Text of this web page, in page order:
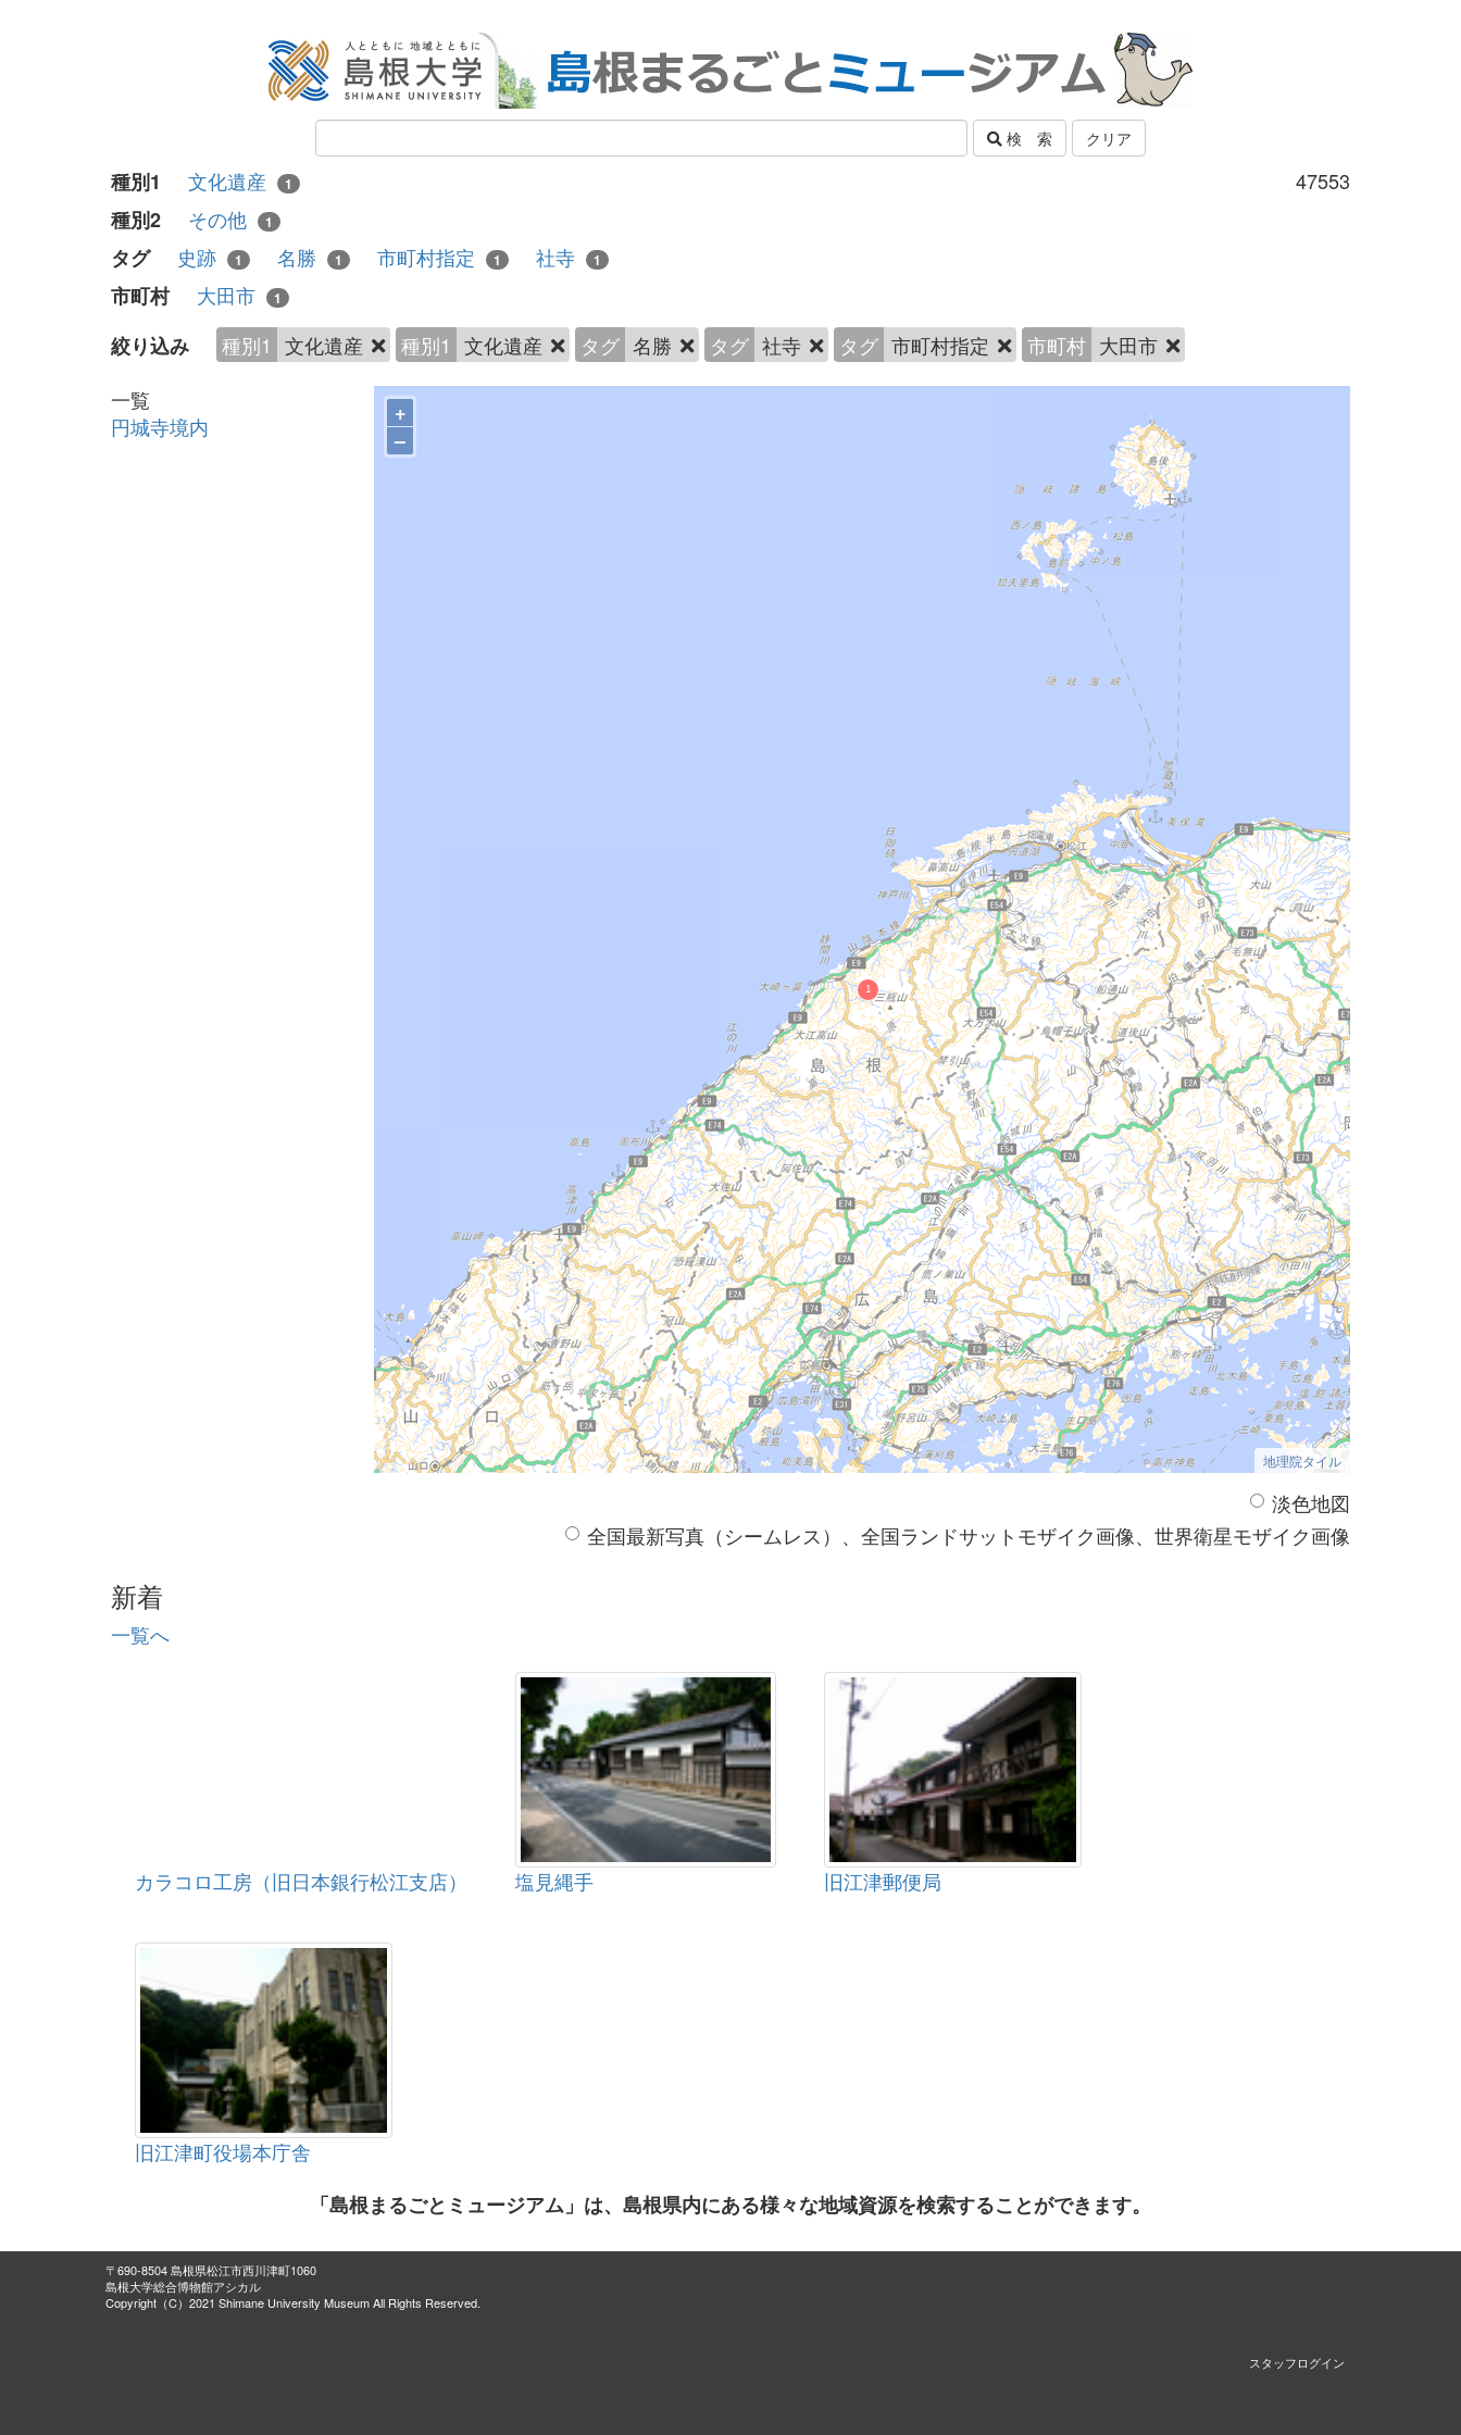
検 索 クリア
47553
種別1 文化遺産 1
種別2 その他 1
タグ 史跡 1 名勝 1 市町村指定 1 社寺 1
市町村 大田市 1
絞り込み 種別1 文化遺産 種別1 文化遺産 タグ 名勝 タグ 社寺 タグ 市町村指定 市町村 大田市
一覧
円城寺境内
+
–
地理院タイル
淡色地図
全国最新写真（シームレス）、全国ランドサットモザイク画像、世界衛星モザイク画像
新着
一覧へ
カラコロ工房（旧日本銀行松江支店） 塩見縄手 旧江津郵便局
旧江津町役場本庁舎
「島根まるごとミュージアム」は、島根県内にある様々な地域資源を検索することができます。
〒690-8504 島根県松江市西川津町1060
島根大学総合博物館アシカル
Copyright（C）2021 Shimane University Museum All Rights Reserved.
スタッフログイン